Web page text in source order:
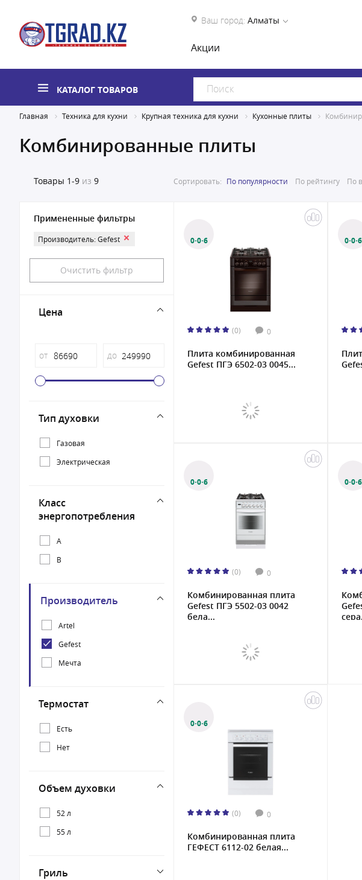
Ваш город: Алматы
Акции
КАТАЛОГ ТОВАРОВ
Главная Техника для кухни Крупная техника для кухни Кухонные плиты
Комбинированные плиты
Товары 1-9 из 9 Сортировать: По популярности По рейтингу По
Примененные фильтры
Производитель: Gefest
Очистить фильтр
Цена
от до
Тип духовки
Газовая
Электрическая
Класс
энергопотребления
A
B
Производитель
Artel
Gefest
Мечта
Термостат
Есть
Нет
Объем духовки
52 л
55 л
Гриль
0·0·6
(0) 0
Плита комбинированная
Gefest ПГЭ 6502-03 0045...
0·0·6
0·0·6
(0) 0
Комбинированная плита
Gefest ПГЭ 5502-03 0042
бела...
0·0·6
0·0·6
(0) 0
Комбинированная плита
ГЕФЕСТ 6112-02 белая...